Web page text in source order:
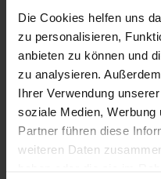
Die Cookies helfen uns
zu personalisieren,
anbieten zu können und
zu analysieren.
Ihrer Verwendung
soziale Medien, Werbung
Partner führen diese
weiteren Daten
ELOXIERT
LÄNGE=67 HÖHE=22
A=45 A1=10
Bestellnummer:05626-05-
27,03 CHF
zzgl. MwSt.
zzgl. Versandkosten